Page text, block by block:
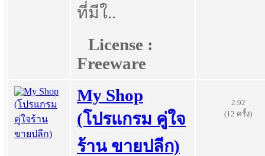
ที่มีใ..
License :
Freeware
My Shop
(โปรแกรม คู่ใจ
ร้าน ขายปลีก)
2.92
(12 ครั้ง)